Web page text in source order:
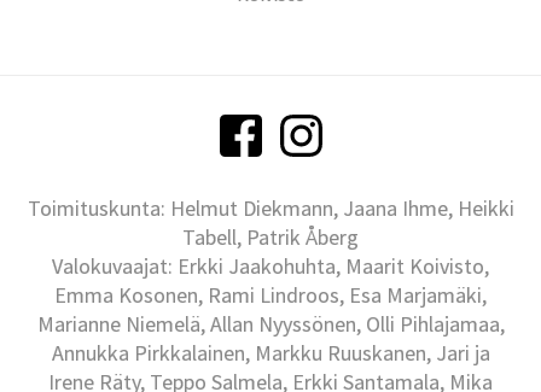
Toimituskunta: Helmut Diekmann, Jaana Ihme, Heikki
Tabell, Patrik Åberg
Valokuvaajat: Erkki Jaakohuhta, Maarit Koivisto,
Emma Kosonen, Rami Lindroos, Esa Marjamäki,
Marianne Niemelä, Allan Nyyssönen, Olli Pihlajamaa,
Annukka Pirkkalainen, Markku Ruuskanen, Jari ja
Irene Räty, Teppo Salmela, Erkki Santamala, Mika